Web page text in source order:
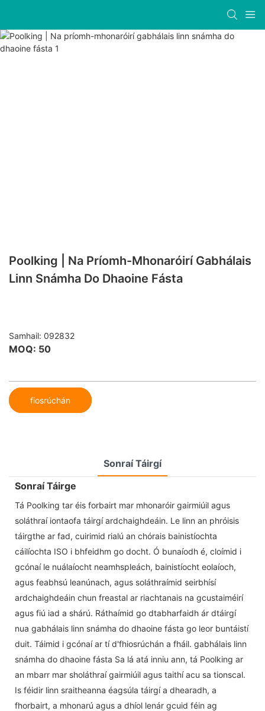
Poolking | Na Príomh-Mhonaróirí Gabhálais
Linn Snámha Do Dhaoine Fásta
Samhail: 092832
MOQ: 50
fiosrúchán
Sonraí Táirgí
Sonraí Táirge
Tá Poolking tar éis forbairt mar mhonaróir gairmiúil agus
soláthraí iontaofa táirgí ardchaighdeáin. Le linn an phróisis
táirgthe ar fad, cuirimid rialú an chórais bainistíochta
cáilíochta ISO i bhfeidhm go docht. Ó bunaíodh é, cloímid i
gcónaí le nuálaíocht neamhspleách, bainistíocht eolaíoch,
agus feabhsú leanúnach, agus soláthraímid seirbhísí
ardchaighdeáin chun freastal ar riachtanais na gcustaiméirí
agus fiú iad a shárú. Ráthaímid go dtabharfaidh ár dtáirgí
nua gabhálais linn snámha do dhaoine fásta go leor buntáistí
duit. Táimid i gcónaí ar tí d'fhiosrúchán a fháil. gabhálais linn
snámha do dhaoine fásta Sa lá atá inniu ann, tá Poolking ar
an mbarr mar sholáthraí gairmiúil agus taithí acu sa tionscal.
Is féidir linn sraitheanna éagsúla táirgí a dhearadh, a
fhorbairt, a mhonarú agus a dhíol lenár gcuid féin ag